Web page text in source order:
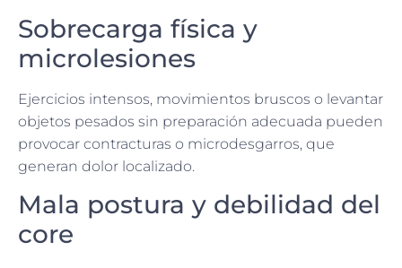
Sobrecarga física y
microlesiones
Ejercicios intensos, movimientos bruscos o levantar
objetos pesados sin preparación adecuada pueden
provocar contracturas o microdesgarros, que
generan dolor localizado.
Mala postura y debilidad del
core